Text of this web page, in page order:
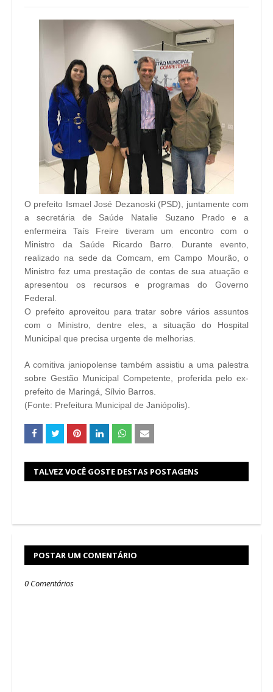
O prefeito Ismael José Dezanoski (PSD), juntamente com
a secretária de Saúde Natalie Suzano Prado e a
enfermeira Taís Freire tiveram um encontro com o
Ministro da Saúde Ricardo Barro. Durante evento,
realizado na sede da Comcam, em Campo Mourão, o
Ministro fez uma prestação de contas de sua atuação e
apresentou os recursos e programas do Governo
Federal.
O prefeito aproveitou para tratar sobre vários assuntos
com o Ministro, dentre eles, a situação do Hospital
Municipal que precisa urgente de melhorias.
A comitiva janiopolense também assistiu a uma palestra
sobre Gestão Municipal Competente, proferida pelo ex-
prefeito de Maringá, Sílvio Barros.
(Fonte: Prefeitura Municipal de Janiópolis).
TALVEZ VOCÊ GOSTE DESTAS POSTAGENS
POSTAR UM COMENTÁRIO
0 Comentários